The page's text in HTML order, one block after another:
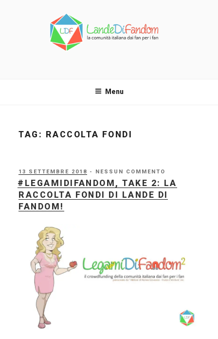
Menu
TAG: RACCOLTA FONDI
PUBBLICATO
IL
13 SETTEMBRE 2018 - NESSUN COMMENTO
#LEGAMIDIFANDOM, TAKE 2: LA
RACCOLTA FONDI DI LANDE DI
FANDOM!